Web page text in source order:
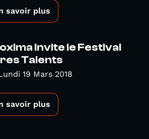
savoir plus
invite le Festival
Talents
19 Mars 2018
savoir plus